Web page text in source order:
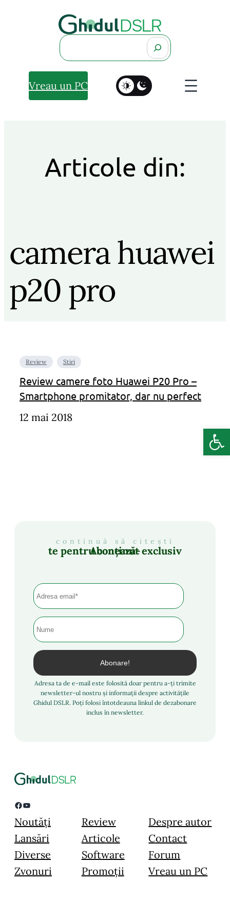
Search
Vreau un PC
Articole din:
camera huawei
p20 pro
Review Stiri
Review camere foto Huawei P20 Pro –
Smartphone promitator, dar nu perfect
12 mai 2018
continuă să citești
Abonează-te pentru conținut exclusiv
Adresa ta de e-mail este folosită doar pentru a-ți trimite
newsletter-ul nostru și informații despre activitățile
Ghidul DSLR. Poți folosi întotdeauna linkul de dezabonare
inclus în newsletter.
Facebook YouTube
Noutăți
Lansări
Diverse
Zvonuri
Review
Articole
Software
Promoții
Despre autor
Contact
Forum
Vreau un PC